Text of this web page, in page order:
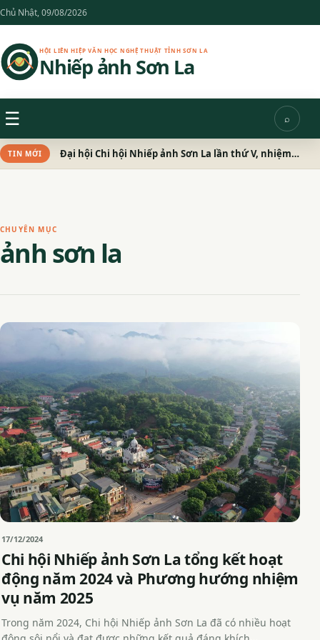
Chuyển
đến
nội
dung
Chủ Nhật, 09/08/2026
HỘI LIÊN HIỆP VĂN HỌC NGHỆ THUẬT TỈNH SƠN LA
Nhiếp ảnh Sơn La
☰
Tìm
kiếm
⌕
TIN MỚI Đại hội Chi hội Nhiếp ảnh Sơn La lần thứ V, nhiệm kỳ 2026 – 2031 thành công tốt đẹp
CHUYÊN MỤC
ảnh sơn la
17/12/2024
Chi hội Nhiếp ảnh Sơn La tổng kết hoạt
động năm 2024 và Phương hướng nhiệm
vụ năm 2025
Trong năm 2024, Chi hội Nhiếp ảnh Sơn La đã có nhiều hoạt